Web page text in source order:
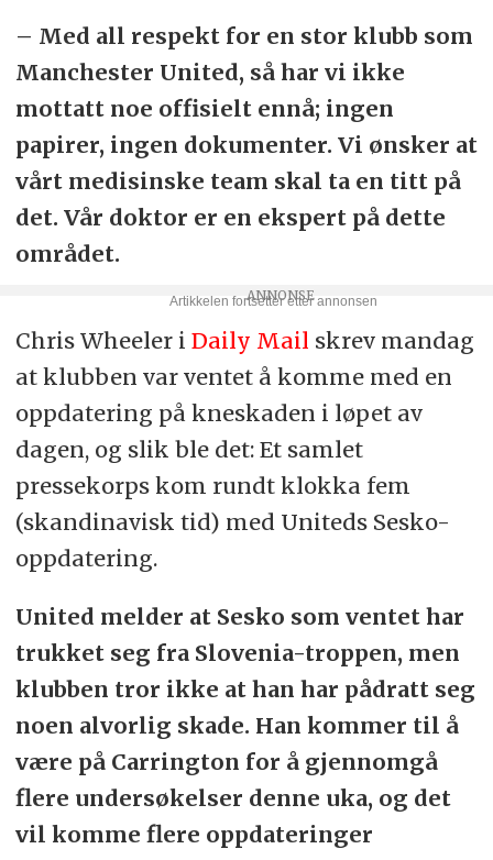
– Med all respekt for en stor klubb som
Manchester United, så har vi ikke
mottatt noe offisielt ennå; ingen
papirer, ingen dokumenter. Vi ønsker at
vårt medisinske team skal ta en titt på
det. Vår doktor er en ekspert på dette
området.
Chris Wheeler i Daily Mail skrev mandag
at klubben var ventet å komme med en
oppdatering på kneskaden i løpet av
dagen, og slik ble det: Et samlet
pressekorps kom rundt klokka fem
(skandinavisk tid) med Uniteds Sesko-
oppdatering.
United melder at Sesko som ventet har
trukket seg fra Slovenia-troppen, men
klubben tror ikke at han har pådratt seg
noen alvorlig skade. Han kommer til å
være på Carrington for å gjennomgå
flere undersøkelser denne uka, og det
vil komme flere oppdateringer